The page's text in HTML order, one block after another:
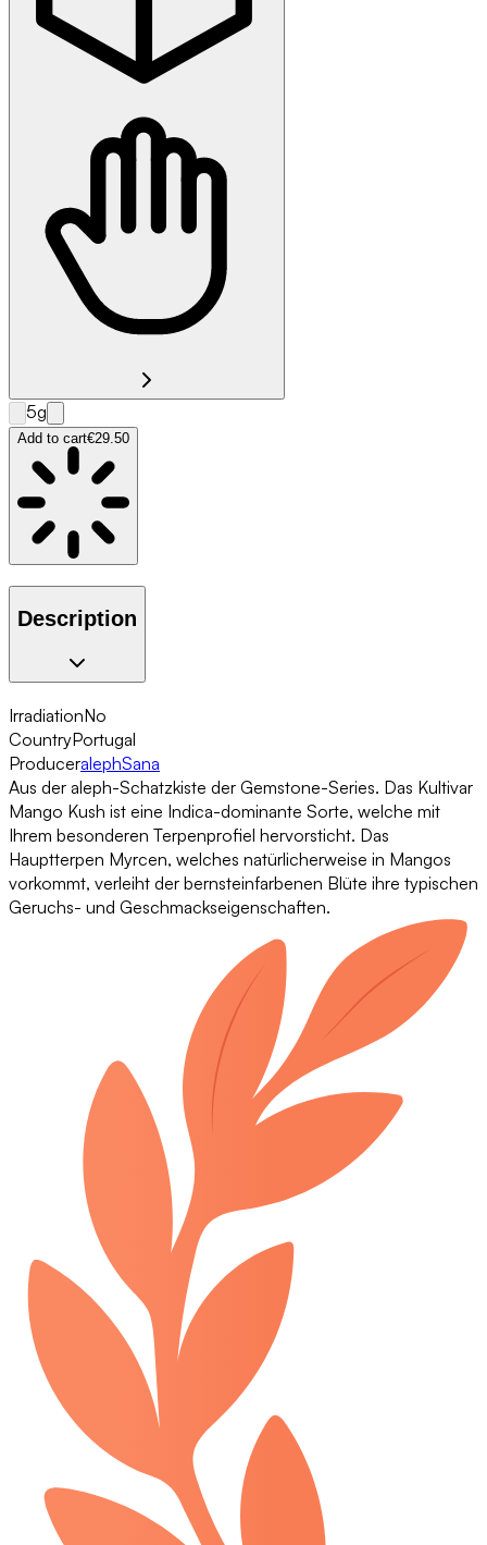
5g
Add to cart€29.50
Description
IrradiationNo
CountryPortugal
ProduceralephSana
Aus der aleph-Schatzkiste der Gemstone-Series. Das Kultivar
Mango Kush ist eine Indica-dominante Sorte, welche mit
Ihrem besonderen Terpenprofiel hervorsticht. Das
Hauptterpen Myrcen, welches natürlicherweise in Mangos
vorkommt, verleiht der bernsteinfarbenen Blüte ihre typischen
Geruchs- und Geschmackseigenschaften.